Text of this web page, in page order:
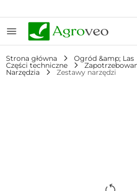
Strona główna Ogród &amp; Las
Części techniczne
Narzędzia Zestawy narzędzi